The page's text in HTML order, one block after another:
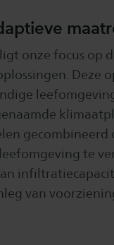
onze focus op
Deze
gecombineerd
te
van